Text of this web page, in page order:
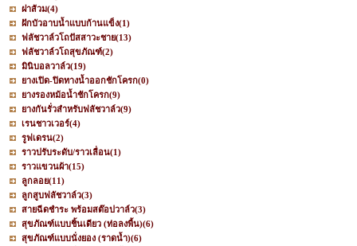
ฝาส้วม(4)
ฝักบัวอาบน้ำแบบก้านแข็ง(1)
ฟลัชวาล์วโถปัสสาวะชาย(13)
ฟลัชวาล์วโถสุขภัณฑ์(2)
มินิบอลวาล์ว(19)
ยางเปิด-ปิดทางน้ำออกชักโครก(0)
ยางรองหม้อน้ำชักโครก(9)
ยางกันรั่วสำหรับฟลัชวาล์ว(9)
เรนชาวเวอร์(4)
รูฟเดรน(2)
ราวปรับระดับ/ราวเลื่อน(1)
ราวแขวนผ้า(15)
ลูกลอย(11)
ลูกสูบฟลัชวาล์ว(3)
สายฉีดชำระ พร้อมสต๊อปวาล์ว(3)
สุขภัณฑ์แบบชิ้นเดียว (ท่อลงพื้น)(6)
สุขภัณฑ์แบบนั่งยอง (ราดน้ำ)(6)